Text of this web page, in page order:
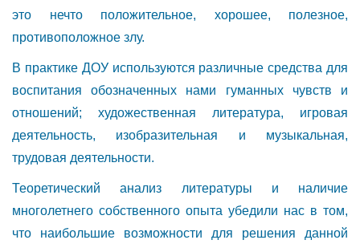
это нечто положительное, хорошее, полезное,
противоположное злу.
В практике ДОУ используются различные средства для
воспитания обозначенных нами гуманных чувств и
отношений; художественная литература, игровая
деятельность, изобразительная и музыкальная,
трудовая деятельности.
Теоретический анализ литературы и наличие
многолетнего собственного опыта убедили нас в том,
что наибольшие возможности для решения данной